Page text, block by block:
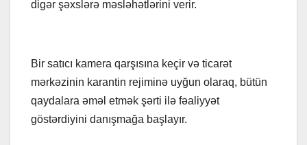
digər şəxslərə məsləhətlərini verir.
Bir satıcı kamera qarşısına keçir və ticarət
mərkəzinin karantin rejiminə uyğun olaraq, bütün
qaydalara əməl etmək şərti ilə fəaliyyət
göstərdiyini danışmağa başlayır.